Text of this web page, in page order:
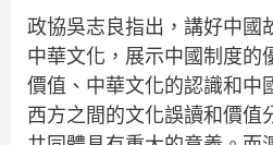
政協吳志良指出，講好中國
中華文化，展示中國制度的
價值、中華文化的認識和中
西方之間的文化誤讀和價值